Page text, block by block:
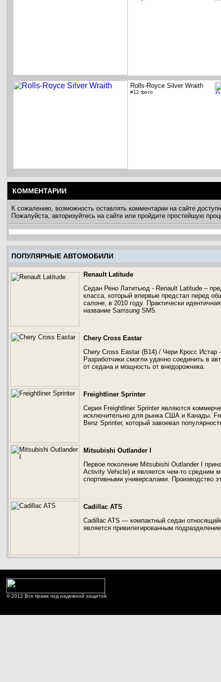
Rolls-Royce Silver Wraith
#12 фото
КОММЕНТАРИИ
К сожалению, возможность оставлять комментарии на сайте
Пожалуйста, авторизуйтесь на сайте или пройдите простейшую
ПОПУЛЯРНЫЕ АВТОМОБИЛИ
Renault Latitude
Седан Рено Латитьюд - Renault Latitude –
класса, который впервые предстал перед
салоне, в 2010 году. Практически
название Samsung SM5.
Chery Cross Eastar
Chery Cross Eastar (B14) / Чери Кросс Истар
Разработчики смогли удачно соединить в
от седана и мощность от внедорожника.
Freightliner Sprinter
Серия Freightliner Sprinter являются
исключительно для рынка США и Канады.
Benz Sprinter, который завоевал
Mitsubishi Outlander I
Первое поколение Mitsubishi Outlander I
Activity Vehicle) и является чем-то средним
спортивными универсалами. Производство
Cadillac ATS
Cadillac ATS — компактный седан
является привилегированным
© 2012 Все права под надежной защитой.